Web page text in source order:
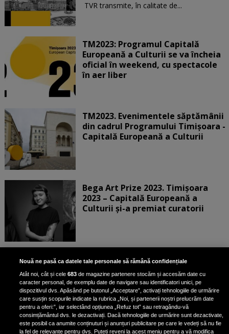
TVR transmite, în calitate de...
TM2023: Programul Capitală
Europeană a Culturii se va încheia
oficial în weekend, cu spectacole
în aer liber
TM2023. Evenimentele săptămânii
din cadrul Programului Timișoara -
Capitală Europeană a Culturii
Bega Art Prize 2023. Timișoara
2023 – Capitală Europeană a
Culturii și-a premiat curatorii
TM2023: Film, teatru, operetă,
concerte şi expoziţii, în Capitala
Europeană a Culturii
Cu mai puţin de o lună până la...
1 Decembrie în Timișoara,
Nouă ne pasă ca datele tale personale să rămână confidențiale
Atât noi, cât și cele683 de magazine partenere stocăm și accesăm date cu
caracter personal, de exemplu date de navigare sau identificatori unici, pe
dispozitivul dvs. Apăsând pe butonul „Acceptare”, activați tehnologiile de urmărire
care susțin scopurile indicate la rubrica „Noi, și partenerii noștri prelucrăm date
pentru a oferi:”, iar selectând opțiunea „Refuz tot” sau retragându-vă
consimțământul dvs. le dezactivați. Dacă tehnologiile de urmărire sunt dezactivate,
este posibil ca anumite conținuturi și anunțuri publicitare pe care le vedeți să nu fie
la fel de relevante pentru dvs. Puteți reveni la acest meniu pentru a vă modifica